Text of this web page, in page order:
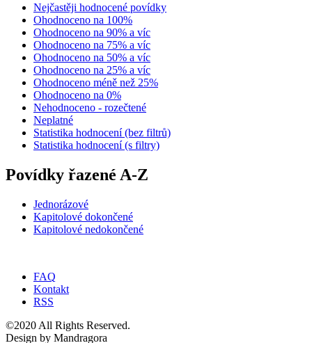
Nejčastěji hodnocené povídky
Ohodnoceno na 100%
Ohodnoceno na 90% a víc
Ohodnoceno na 75% a víc
Ohodnoceno na 50% a víc
Ohodnoceno na 25% a víc
Ohodnoceno méně než 25%
Ohodnoceno na 0%
Nehodnoceno - rozečtené
Neplatné
Statistika hodnocení (bez filtrů)
Statistika hodnocení (s filtry)
Povídky řazené A-Z
Jednorázové
Kapitolové dokončené
Kapitolové nedokončené
FAQ
Kontakt
RSS
©2020 All Rights Reserved.
Design by Mandragora